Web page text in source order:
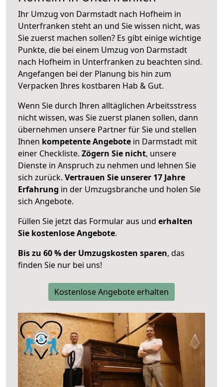
Ihr Umzug von Darmstadt nach Hofheim in
Unterfranken steht an und Sie wissen nicht, was
Sie zuerst machen sollen? Es gibt einige wichtige
Punkte, die bei einem Umzug von Darmstadt
nach Hofheim in Unterfranken zu beachten sind.
Angefangen bei der Planung bis hin zum
Verpacken Ihres kostbaren Hab & Gut.
Wenn Sie durch Ihren alltäglichen Arbeitsstress
nicht wissen, was Sie zuerst planen sollen, dann
übernehmen unsere Partner für Sie und stellen
Ihnen kompetente Angebote in Darmstadt mit
einer Checkliste. Zögern Sie nicht, unsere
Dienste in Anspruch zu nehmen und lehnen Sie
sich zurück. Vertrauen Sie unserer 17 Jahre
Erfahrung in der Umzugsbranche und holen Sie
sich Angebote.
Füllen Sie jetzt das Formular aus und erhalten
Sie kostenlose Angebote.
Bis zu 60 % der Umzugskosten sparen, das
finden Sie nur bei uns!
Kostenlose Angebote erhalten